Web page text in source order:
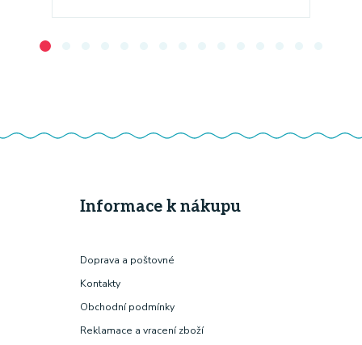
Informace k nákupu
Doprava a poštovné
Kontakty
Obchodní podmínky
Reklamace a vracení zboží